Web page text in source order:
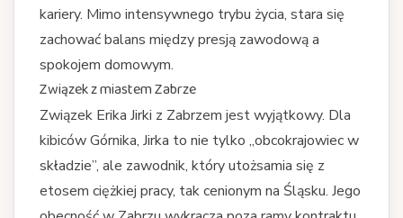
kariery. Mimo intensywnego trybu życia, stara się
zachować balans między presją zawodową a
spokojem domowym.
Związek z miastem Zabrze
Związek Erika Jirki z Zabrzem jest wyjątkowy. Dla
kibiców Górnika, Jirka to nie tylko „obcokrajowiec w
składzie”, ale zawodnik, który utożsamia się z
etosem ciężkiej pracy, tak cenionym na Śląsku. Jego